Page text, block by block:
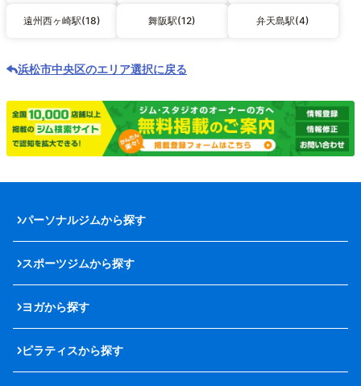
遠州西ヶ崎駅(18) 舞阪駅(12) 弁天島駅(4)
浜松市中央区のエリア選択に戻る
パーソナルジムから探す
スポーツジムから探す
ヨガから探す
ピラティスから探す